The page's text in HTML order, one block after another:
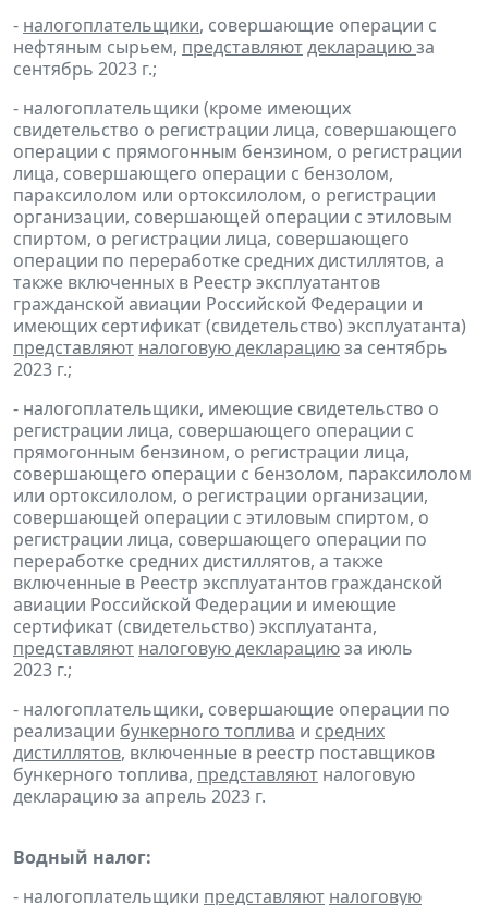
- налогоплательщики, совершающие операции с
нефтяным сырьем, представляютдекларациюза
сентябрь 2023 г.;
- налогоплательщики (кроме имеющих
свидетельство о регистрации лица, совершающего
операции с прямогонным бензином, о регистрации
лица, совершающего операции с бензолом,
параксилолом или ортоксилолом, о регистрации
организации, совершающей операции с этиловым
спиртом, о регистрации лица, совершающего
операции по переработке средних дистиллятов, а
также включенных в Реестр эксплуатантов
гражданской авиации Российской Федерации и
имеющих сертификат (свидетельство) эксплуатанта)
представляют налоговую декларациюза сентябрь
2023 г.;
- налогоплательщики, имеющие свидетельство о
регистрации лица, совершающего операции с
прямогонным бензином, о регистрации лица,
совершающего операции с бензолом, параксилолом
или ортоксилолом, о регистрации организации,
совершающей операции с этиловым спиртом, о
регистрации лица, совершающего операции по
переработке средних дистиллятов, а также
включенные в Реестр эксплуатантов гражданской
авиации Российской Федерации и имеющие
сертификат (свидетельство) эксплуатанта,
представляют налоговую декларациюза июль
2023 г.;
- налогоплательщики, совершающие операции по
реализации бункерного топлива и средних
дистиллятов, включенные в реестр поставщиков
бункерного топлива, представляют налоговую
декларацию за апрель 2023 г.
Водный налог:
- налогоплательщики представляют налоговую